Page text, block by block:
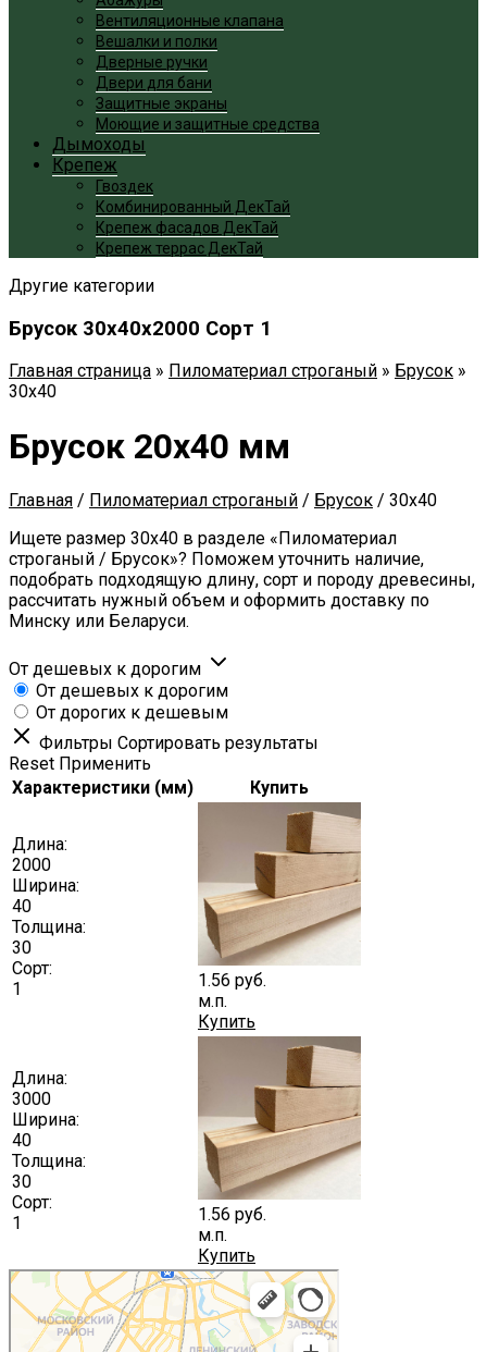
Вентиляционные клапана
Вешалки и полки
Дверные ручки
Двери для бани
Защитные экраны
Моющие и защитные средства
Дымоходы
Крепеж
Гвоздек
Комбинированный ДекТай
Крепеж фасадов ДекТай
Крепеж террас ДекТай
Другие категории
Брусок 30x40x2000 Сорт 1
Главная страница » Пиломатериал строганый » Брусок »
30x40
Брусок 20x40 мм
Главная / Пиломатериал строганый / Брусок / 30x40
Ищете размер 30x40 в разделе «Пиломатериал
строганый / Брусок»? Поможем уточнить наличие,
подобрать подходящую длину, сорт и породу древесины,
рассчитать нужный объем и оформить доставку по
Минску или Беларуси.
От дешевых к дорогим
От дешевых к дорогим
От дорогих к дешевым
Фильтры Сортировать результаты
Reset Применить
Характеристики (мм)
Купить
Длина:
2000
Ширина:
40
Толщина:
30
Сорт:
1
1.56 руб.
м.п.
Купить
Длина:
3000
Ширина:
40
Толщина:
30
Сорт:
1
1.56 руб.
м.п.
Купить